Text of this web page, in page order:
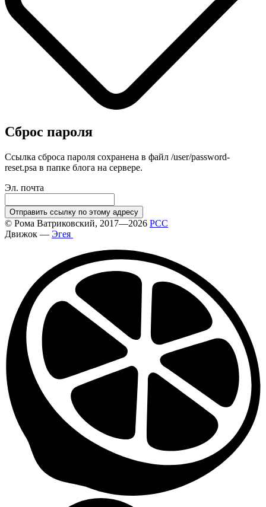
Сброс пароля
Ссылка сброса пароля сохранена в файл /user/password-
reset.psa в папке блога на сервере.
Эл. почта
Отправить ссылку по этому адресу
© Рома Ватриковский, 2017—2026 РСС
Движок — Эгея